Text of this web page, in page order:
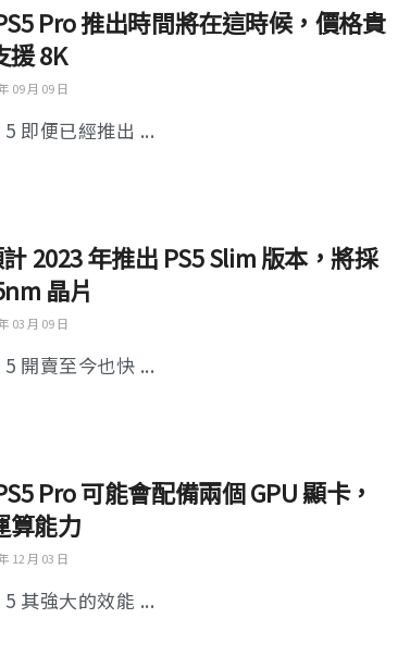
Pro 推出時間將在這時候，價格貴
援 8K
09 月 09 日
即便已經推出 ...
2023 年推出 PS5 Slim 版本，將採
晶片
03 月 09 日
開賣至今也快 ...
Pro 可能會配備兩個 GPU 顯卡，
算能力
12 月 03 日
其強大的效能 ...